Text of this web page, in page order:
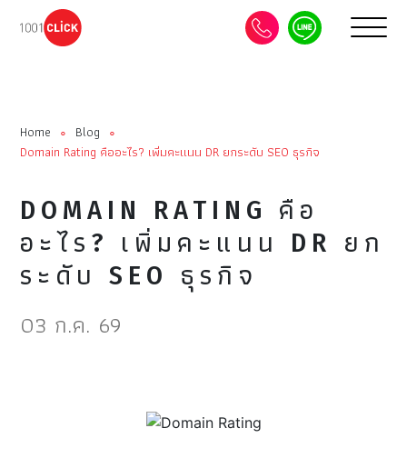
Home ∘ Blog ∘
Domain Rating คืออะไร? เพิ่มคะแนน DR ยกระดับ SEO ธุรกิจ
DOMAIN RATING คือ
อะไร? เพิ่มคะแนน DR ยก
ระดับ SEO ธุรกิจ
03 ก.ค. 69